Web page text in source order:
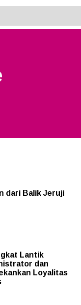
dari Balik Jeruji
Lantik
dan
Loyalitas